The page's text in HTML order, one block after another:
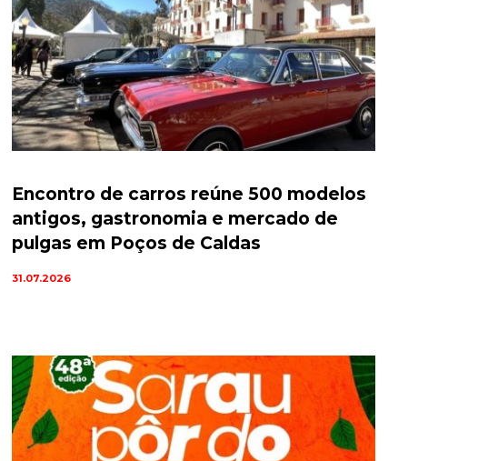
Encontro de carros reúne 500 modelos
antigos, gastronomia e mercado de
pulgas em Poços de Caldas
31.07.2026